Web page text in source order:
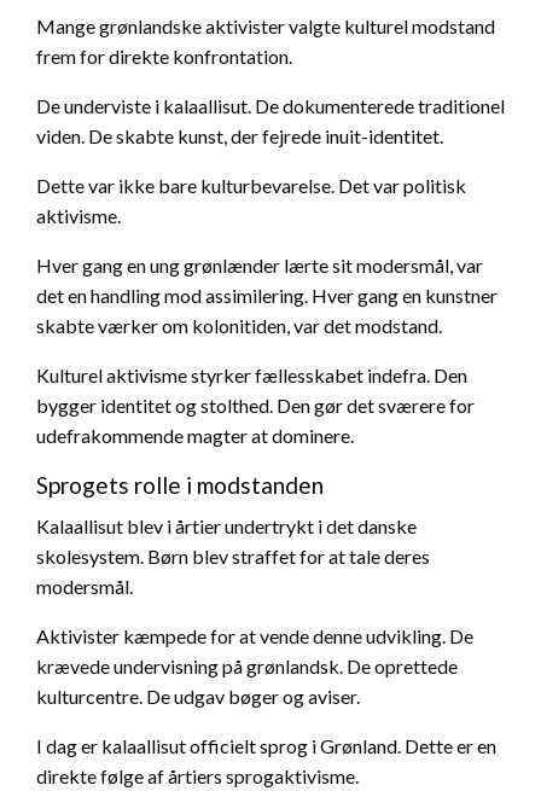
Mange grønlandske aktivister valgte kulturel modstand
frem for direkte konfrontation.
De underviste i kalaallisut. De dokumenterede traditionel
viden. De skabte kunst, der fejrede inuit-identitet.
Dette var ikke bare kulturbevarelse. Det var politisk
aktivisme.
Hver gang en ung grønlænder lærte sit modersmål, var
det en handling mod assimilering. Hver gang en kunstner
skabte værker om kolonitiden, var det modstand.
Kulturel aktivisme styrker fællesskabet indefra. Den
bygger identitet og stolthed. Den gør det sværere for
udefrakommende magter at dominere.
Sprogets rolle i modstanden
Kalaallisut blev i årtier undertrykt i det danske
skolesystem. Børn blev straffet for at tale deres
modersmål.
Aktivister kæmpede for at vende denne udvikling. De
krævede undervisning på grønlandsk. De oprettede
kulturcentre. De udgav bøger og aviser.
I dag er kalaallisut officielt sprog i Grønland. Dette er en
direkte følge af årtiers sprogaktivisme.